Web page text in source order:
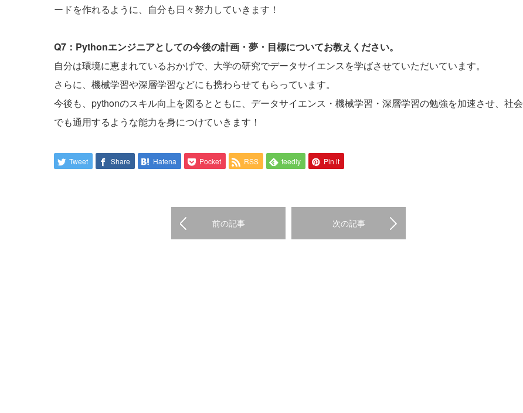
ードを作れるように、自分も日々努力していきます！
Q7：Pythonエンジニアとしての今後の計画・夢・目標についてお教えください。
自分は環境に恵まれているおかげで、大学の研究でデータサイエンスを学ばさせていただいています。
さらに、機械学習や深層学習などにも携わらせてもらっています。
今後も、pythonのスキル向上を図るとともに、データサイエンス・機械学習・深層学習の勉強を加速させ、社会
でも通用するような能力を身につけていきます！
Tweet Share Hatena Pocket RSS feedly Pin it
前の記事 次の記事